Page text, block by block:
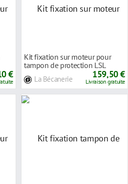
€
Kit fixation sur moteur pour
tampon de protection LSL
La Bécanerie 159,50 €
Livraison gratuite